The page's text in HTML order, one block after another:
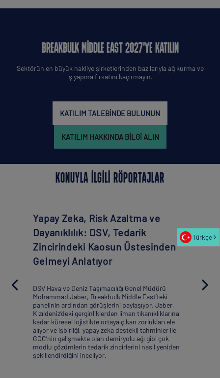
BREAKBULK MIDDLE EAST 2027'YE KATILIN
Sektörün en büyük nakliye şirketlerinden bazılarıyla ağ kurma ve
iş yapma fırsatını kaçırmayın.
KATILIM TALEBINDE BULUNUN
KATILIM HAKKINDA BILGI ALIN
KONUYLA ILGILI RÖPORTAJLAR
Yapay Zeka, Risk Azaltma ve
Dayanıklılık: DSV, Tedarik
Zincirindeki Kaosun Üstesinden
Gelmeyi Anlatıyor
DSV Hava ve Deniz Taşımacılığı Genel Müdürü
Mohammad Jaber, Breakbulk Middle East’teki
panelinin ardından görüşlerini paylaşıyor. Jaber,
Kızıldeniz’deki gerginliklerden liman tıkanıklıklarına
kadar küresel lojistikte ortaya çıkan zorlukları ele
alıyor ve işbirliği, yapay zeka destekli tahminler ile
GCC’nin gelişmekte olan demiryolu ağı gibi çok
modlu çözümlerin tedarik zincirlerini nasıl yeniden
şekillendirdiğini inceliyor.
Türkçe